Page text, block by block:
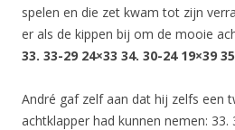
spelen en die zet kwam tot zijn
er als de kippen bij om de mooie
33. 33-29 24×33 34. 30-24 19×39
André gaf zelf aan dat hij zelfs een
achtklapper had kunnen nemen: 33.